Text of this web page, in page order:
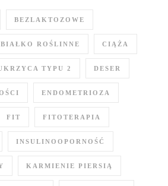
BEZLAKTOZOWE
BIAŁKO ROŚLINNE CIĄŻA
TYPU 2 DESER
ENDOMETRIOZA
FIT FITOTERAPIA
INSULINOOPORNOŚĆ
KARMIENIE PIERSIĄ